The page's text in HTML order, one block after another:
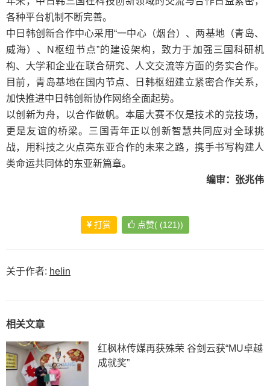
各种平台机制不断完善。
中日韩创新合作中心采用“一中心（烟台）、两基地（青岛、
威海）、N枢纽节点”的建设架构，致力于加强三国科研机
构、大学和企业在联合研究、人文交流等方面的务实合作。
目前，青岛基地在国内节点、日韩枢纽建立紧密合作关系，
加快推进中日韩创新协作网络全面起势。
以创新为舟，以合作做帆。本届大赛不仅是技术的竞技场，
更是友谊的桥梁。三国青年正以创新智慧共同应对全球挑
战，用科技之火点亮东亚合作的未来之路，携手书写构建人
类命运共同体的东亚新篇章。
编审：张兆伟
打赏 点赞( (121))
关于作者: helin
相关文章
红枫林传媒再获殊荣 谷剑云获“MU卓越
成就奖”